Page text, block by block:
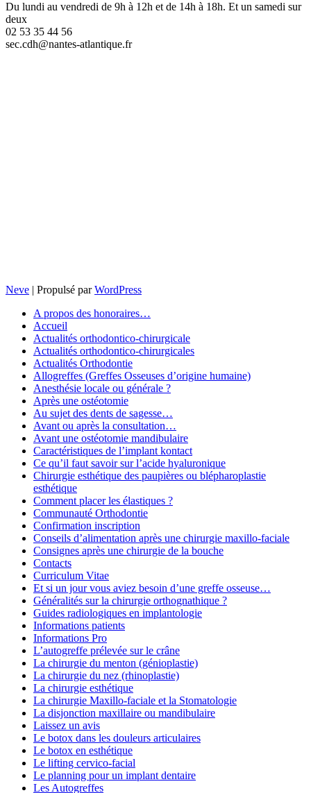
Du lundi au vendredi de 9h à 12h et de 14h à 18h. Et un samedi sur
deux
02 53 35 44 56
sec.cdh@nantes-atlantique.fr
Neve | Propulsé parWordPress
A propos des honoraires…
Accueil
Actualités orthodontico-chirurgicale
Actualités orthodontico-chirurgicales
Actualités Orthodontie
Allogreffes (Greffes Osseuses d’origine humaine)
Anesthésie locale ou générale ?
Après une ostéotomie
Au sujet des dents de sagesse…
Avant ou après la consultation…
Avant une ostéotomie mandibulaire
Caractéristiques de l’implant kontact
Ce qu’il faut savoir sur l’acide hyaluronique
Chirurgie esthétique des paupières ou blépharoplastie
esthétique
Comment placer les élastiques ?
Communauté Orthodontie
Confirmation inscription
Conseils d’alimentation après une chirurgie maxillo-faciale
Consignes après une chirurgie de la bouche
Contacts
Curriculum Vitae
Et si un jour vous aviez besoin d’une greffe osseuse…
Généralités sur la chirurgie orthognathique ?
Guides radiologiques en implantologie
Informations patients
Informations Pro
L’autogreffe prélevée sur le crâne
La chirurgie du menton (génioplastie)
La chirurgie du nez (rhinoplastie)
La chirurgie esthétique
La chirurgie Maxillo-faciale et la Stomatologie
La disjonction maxillaire ou mandibulaire
Laissez un avis
Le botox dans les douleurs articulaires
Le botox en esthétique
Le lifting cervico-facial
Le planning pour un implant dentaire
Les Autogreffes